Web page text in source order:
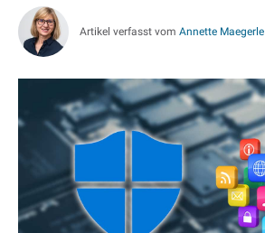
Artikel verfasst vom Annette Maegerle